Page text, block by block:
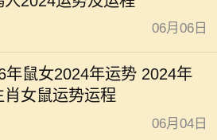
06月06日
年鼠女2024年运势 2024年
肖女鼠运势运程
06月04日